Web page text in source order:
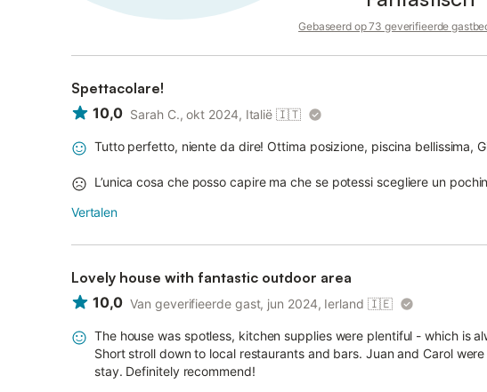
Gebaseerd op 73 geverifieerde
Spettacolare!
10,0 Sarah C., okt 2024, Italië 🇮🇹
Tutto perfetto, niente da dire! Ottima posizione, piscina bellissima,
L’unica cosa che posso capire ma che se potessi scegliere un
Vertalen
Lovely house with fantastic outdoor area
10,0 Van geverifieerde gast, jun 2024, Ierland 🇮🇪
The house was spotless, kitchen supplies were plentiful - which is
Short stroll down to local restaurants and bars. Juan and Carol
stay. Definitely recommend!